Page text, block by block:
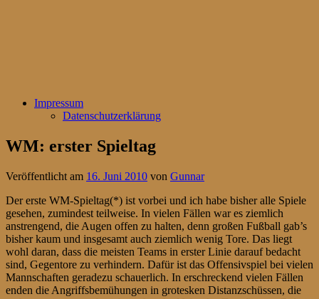
Impressum
Datenschutzerklärung
WM: erster Spieltag
Veröffentlicht am 16. Juni 2010 von Gunnar
Der erste WM-Spieltag(*) ist vorbei und ich habe bisher alle Spiele
gesehen, zumindest teilweise. In vielen Fällen war es ziemlich
anstrengend, die Augen offen zu halten, denn großen Fußball gab’s
bisher kaum und insgesamt auch ziemlich wenig Tore. Das liegt
wohl daran, dass die meisten Teams in erster Linie darauf bedacht
sind, Gegentore zu verhindern. Dafür ist das Offensivspiel bei vielen
Mannschaften geradezu schauerlich. In erschreckend vielen Fällen
enden die Angriffsbemühungen in grotesken Distanzschüssen, die